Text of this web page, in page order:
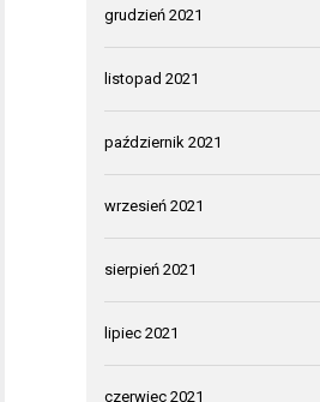
grudzień 2021
listopad 2021
październik 2021
wrzesień 2021
sierpień 2021
lipiec 2021
czerwiec 2021